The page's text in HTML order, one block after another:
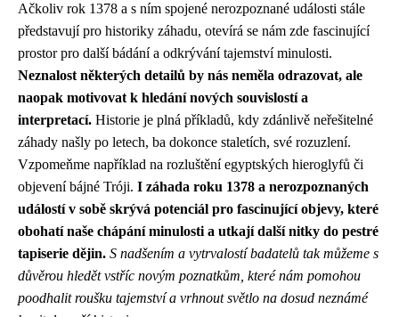
Ačkoliv rok 1378 a s ním spojené nerozpoznané události stále
představují pro historiky záhadu, otevírá se nám zde fascinující
prostor pro další bádání a odkrývání tajemství minulosti.
Neznalost některých detailů by nás neměla odrazovat, ale
naopak motivovat k hledání nových souvislostí a
interpretací. Historie je plná příkladů, kdy zdánlivě neřešitelné
záhady našly po letech, ba dokonce staletích, své rozuzlení.
Vzpomeňme například na rozluštění egyptských hieroglyfů či
objevení bájné Tróji. I záhada roku 1378 a nerozpoznaných
událostí v sobě skrývá potenciál pro fascinující objevy, které
obohatí naše chápání minulosti a utkají další nitky do pestré
tapiserie dějin. S nadšením a vytrvalostí badatelů tak můžeme s
důvěrou hledět vstříc novým poznatkům, které nám pomohou
poodhalit roušku tajemství a vrhnout světlo na dosud neznámé